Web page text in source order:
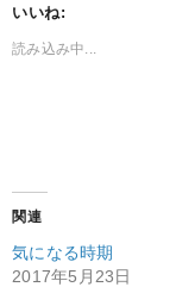
いいね:
読み込み中...
関連
気になる時期
2017年5月23日